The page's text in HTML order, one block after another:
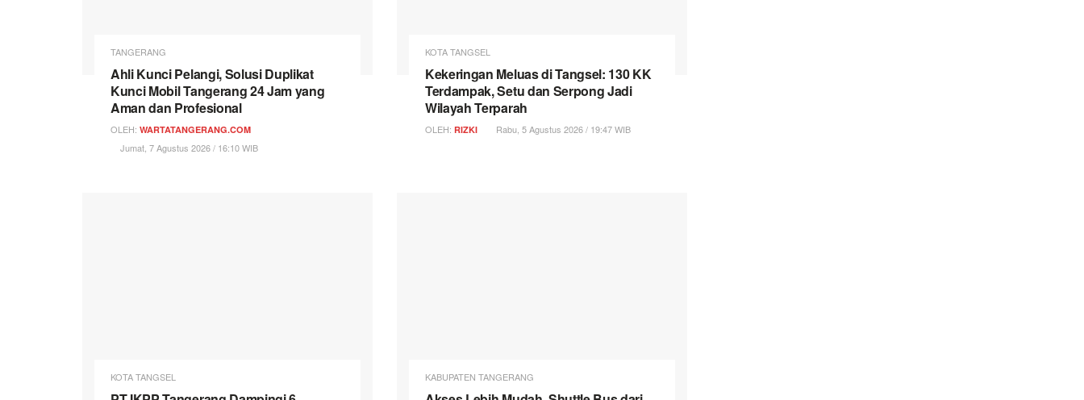
TANGERANG
Ahli Kunci Pelangi, Solusi Duplikat
Kunci Mobil Tangerang 24 Jam yang
Aman dan Profesional
OLEH: WARTATANGERANG.COM
Jumat, 7 Agustus 2026 / 16:10 WIB
KOTA TANGSEL
Kekeringan Meluas di Tangsel: 130 KK
Terdampak, Setu dan Serpong Jadi
Wilayah Terparah
OLEH: RIZKI Rabu, 5 Agustus 2026 / 19:47 WIB
KOTA TANGSEL KABUPATEN TANGERANG